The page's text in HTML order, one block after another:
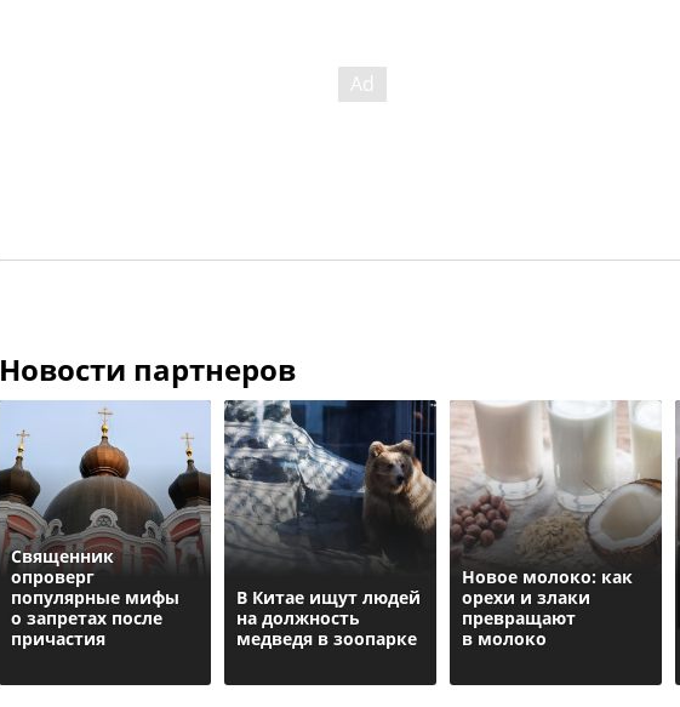
Новости партнеров
Священник
опроверг
популярные мифы
о запретах после
причастия
В Китае ищут людей
на должность
медведя в зоопарке
Новое молоко: как
орехи и злаки
превращают
в молоко